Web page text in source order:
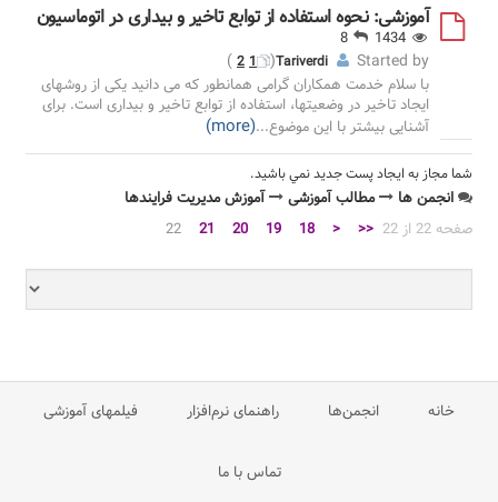
آموزشی: نحوه استفاده از توابع تاخیر و بیداری در اتوماسیون
8
Started by
Tariverdi
(
1
2
)
با سلام خدمت همکاران گرامی همانطور که می دانید یکی از روشهای
ایجاد تاخیر در وضعیتها، استفاده از توابع تاخیر و بیداری است. برای
آشنایی بیشتر با این موضوع...
(more)
شما مجاز به ايجاد پست جديد نمي باشيد.
انجمن ها مطالب آموزشی
آموزش مدیریت فرایندها
صفحه 22 از 22
<<
<
18
19
20
21
22
خانه انجمن‌ها راهنمای نرم‌افزار فیلمهای آموزشی
تماس با ما